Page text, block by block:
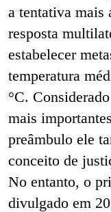
a tentativa mais
resposta
estabelecer
temperatura
°C.
mais
preâmbulo ele
conceito de
No entanto, o
divulgado em